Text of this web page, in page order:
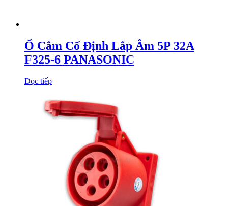
Ổ Cắm Cố Định Lắp Âm 5P 32A
F325-6 PANASONIC
Đọc tiếp